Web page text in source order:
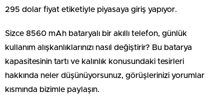
295 dolar fiyat etiketiyle piyasaya giriş yapıyor.
Sizce 8560 mAh bataryalı bir akıllı telefon, günlük
kullanım alışkanlıklarınızı nasıl değiştirir? Bu batarya
kapasitesinin tartı ve kalınlık konusundaki tesirleri
hakkında neler düşünüyorsunuz, görüşlerinizi yorumlar
kısmında bizimle paylaşın.